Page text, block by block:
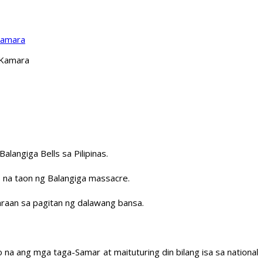
Bells sa Pilipinas.
taon ng Balangiga massacre.
sa pagitan ng dalawang bansa.
ang mga taga-Samar at maituturing din bilang isa sa national